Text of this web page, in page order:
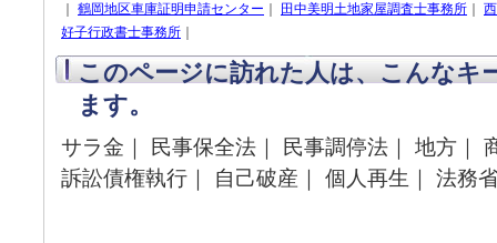
鶴岡地区車庫証明申請センター 田中美明土地家屋調査士事務所
好子行政書士事務所
このページに訪れた人は、こんなキ
ます。
サラ金｜ 民事保全法｜ 民事調停法｜ 地方｜
訴訟債権執行｜ 自己破産｜ 個人再生｜ 法務